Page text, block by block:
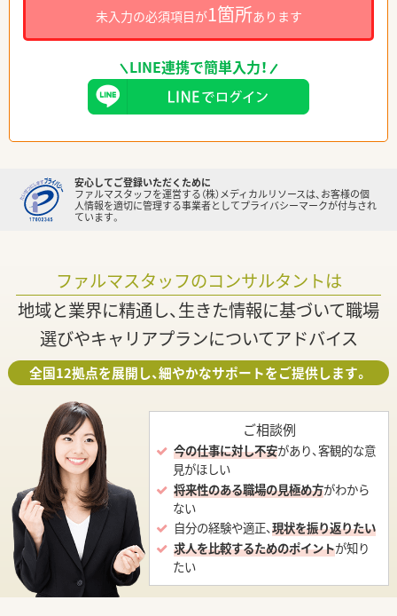
未入力の必須項目が1箇所あります
LINE連携で簡単入力！
安心してご登録いただくために
ファルマスタッフを運営する（株）メディカルリソースは、お客様の個
人情報を適切に管理する事業者としてプライバシーマークが付与され
ています。
ファルマスタッフのコンサルタントは
地域と業界に精通し、生きた情報に基づいて職場
選びやキャリアプランについてアドバイス
全国12拠点を展開し、細やかなサポートをご提供します。
ご相談例
今の仕事に対し不安があり、客観的な意
見がほしい
将来性のある職場の見極め方がわから
ない
自分の経験や適正、現状を振り返りたい
求人を比較するためのポイントが知り
たい